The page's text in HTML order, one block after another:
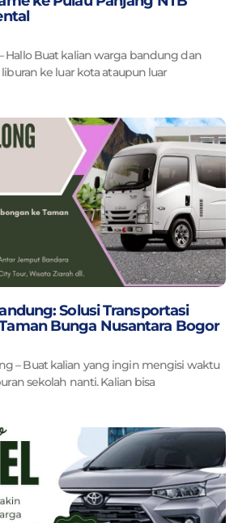
Hallo Buat kalian warga bandung dan
ke luar kota ataupun luar
Solusi Transportasi
Bunga Nusantara Bogor
– Buat kalian yang ingin mengisi waktu
sekolah nanti. Kalian bisa